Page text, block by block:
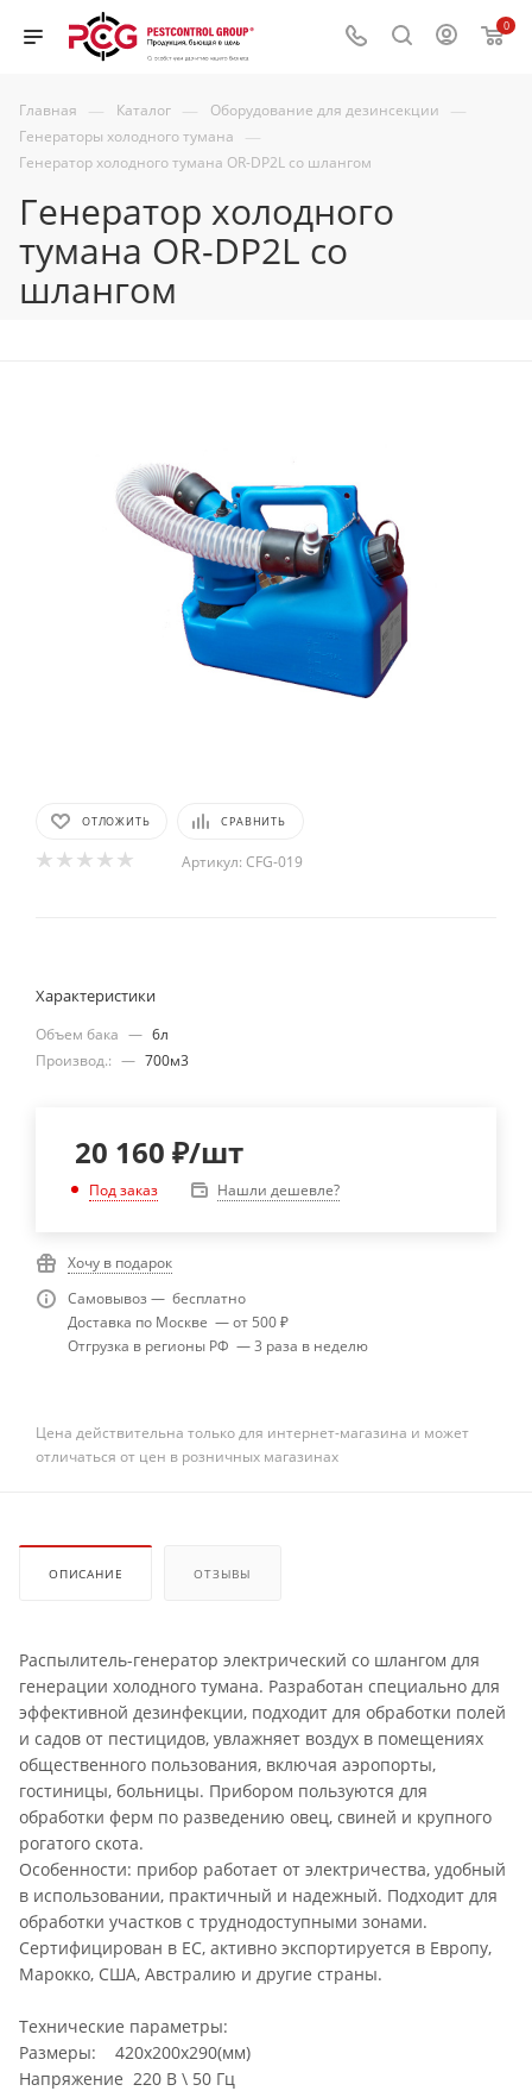
0
Главная — Каталог — Оборудование для дезинсекции —
Генераторы холодного тумана —
Генератор холодного тумана OR-DP2L со шлангом
Генератор холодного
тумана OR-DP2L со
шлангом
ОТЛОЖИТЬ СРАВНИТЬ
Артикул: CFG-019
Характеристики
Объем бака — 6л
Производ.: — 700м3
20 160 ₽/шт
Под заказ Нашли дешевле?
Хочу в подарок
Самовывоз — бесплатно
Доставка по Москве — от 500 ₽
Отгрузка в регионы РФ — 3 раза в неделю
Цена действительна только для интернет-магазина и может
отличаться от цен в розничных магазинах
ОПИСАНИЕ ОТЗЫВЫ
Распылитель-генератор электрический со шлангом для
генерации холодного тумана. Разработан специально для
эффективной дезинфекции, подходит для обработки полей
и садов от пестицидов, увлажняет воздух в помещениях
общественного пользования, включая аэропорты,
гостиницы, больницы. Прибором пользуются для
обработки ферм по разведению овец, свиней и крупного
рогатого скота.
Особенности: прибор работает от электричества, удобный
в использовании, практичный и надежный. Подходит для
обработки участков с труднодоступными зонами.
Сертифицирован в ЕС, активно экспортируется в Европу,
Марокко, США, Австралию и другие страны.
Технические параметры:
Размеры: 420x200x290(мм)
Напряжение 220 В \ 50 Гц